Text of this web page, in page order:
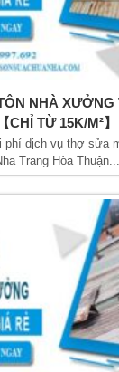
NHÀ XƯỞNG
【CHỈ TỪ 15K/M²】
phí dịch vụ thợ sửa
Trang Hòa Thuận...